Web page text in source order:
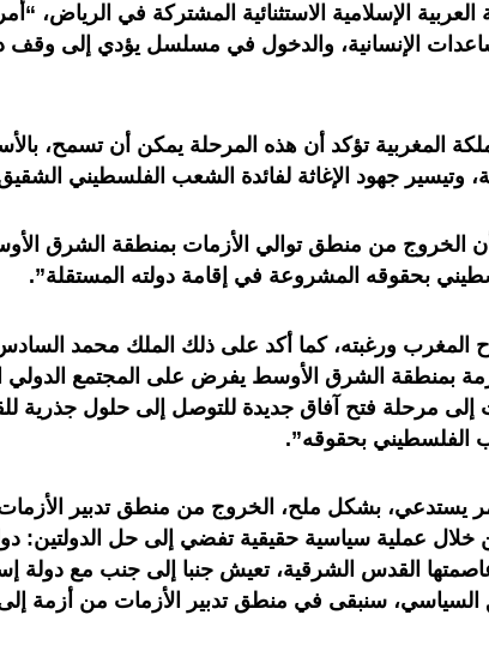
العربية الإسلامية الاستثنائية المشتركة في الرياض،
الإنسانية، والدخول في مسلسل يؤدي إلى وقف
المغربية تؤكد أن هذه المرحلة يمكن أن تسمح،
وتيسير جهود الإغاثة لفائدة الشعب الفلسطيني
الخروج من منطق توالي الأزمات بمنطقة الشرق
بحقوقه المشروعة في إقامة دولته المستقلة”.
ورغبته، كما أكد على ذلك الملك محمد
بمنطقة الشرق الأوسط يفرض على المجتمع الدولي
إلى مرحلة فتح آفاق جديدة للتوصل إلى حلول جذرية
الفلسطيني بحقوقه”.
يستدعي، بشكل ملح، الخروج من منطق تدبير
خلال عملية سياسية حقيقية تفضي إلى حل الدولتين:
حدود 1967 وعاصمتها القدس الشرقية، تعيش جنبا إلى جنب مع دولة
السياسي، سنبقى في منطق تدبير الأزمات من أزمة